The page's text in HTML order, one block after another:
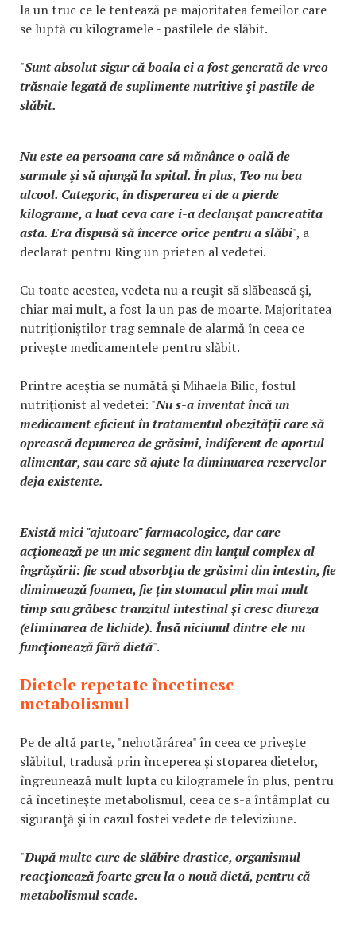
la un truc ce le tentează pe majoritatea femeilor care
se luptă cu kilogramele - pastilele de slăbit.
"Sunt absolut sigur că boala ei a fost generată de vreo
trăsnaie legată de suplimente nutritive şi pastile de
slăbit.
Nu este ea persoana care să mănânce o oală de
sarmale şi să ajungă la spital. În plus, Teo nu bea
alcool. Categoric, în disperarea ei de a pierde
kilograme, a luat ceva care i-a declanşat pancreatita
asta. Era dispusă să încerce orice pentru a slăbi", a
declarat pentru Ring un prieten al vedetei.
Cu toate acestea, vedeta nu a reuşit să slăbească şi,
chiar mai mult, a fost la un pas de moarte. Majoritatea
nutriţioniştilor trag semnale de alarmă în ceea ce
priveşte medicamentele pentru slăbit.
Printre aceştia se numătă şi Mihaela Bilic, fostul
nutriţionist al vedetei: "Nu s-a inventat încă un
medicament eficient în tratamentul obezităţii care să
oprească depunerea de grăsimi, indiferent de aportul
alimentar, sau care să ajute la diminuarea rezervelor
deja existente.
Există mici "ajutoare" farmacologice, dar care
acţionează pe un mic segment din lanţul complex al
îngrăşării: fie scad absorbţia de grăsimi din intestin, fie
diminuează foamea, fie ţin stomacul plin mai mult
timp sau grăbesc tranzitul intestinal şi cresc diureza
(eliminarea de lichide). Însă niciunul dintre ele nu
funcţionează fără dietă".
Dietele repetate încetinesc
metabolismul
Pe de altă parte, "nehotărârea" în ceea ce priveşte
slăbitul, tradusă prin începerea şi stoparea dietelor,
îngreunează mult lupta cu kilogramele în plus, pentru
că încetineşte metabolismul, ceea ce s-a întâmplat cu
siguranţă şi in cazul fostei vedete de televiziune.
"După multe cure de slăbire drastice, organismul
reacţionează foarte greu la o nouă dietă, pentru că
metabolismul scade.